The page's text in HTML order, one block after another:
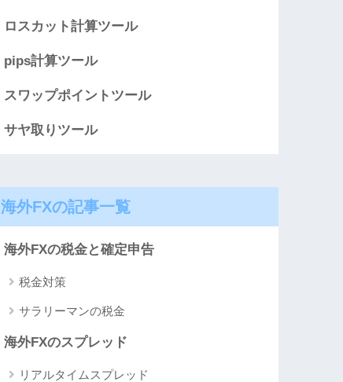
ロスカット計算ツール
pips計算ツール
スワップポイントツール
サヤ取りツール
海外FXの記事一覧
海外FXの税金と確定申告
税金対策
サラリーマンの税金
海外FXのスプレッド
リアルタイムスプレッド